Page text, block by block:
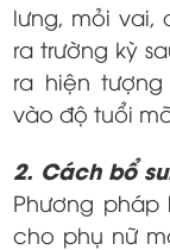
lưng, mỏi vai,
ra trường kỳ
ra hiện
vào độ tuổi
2. Cách bổ
Phương
cho phụ nữ